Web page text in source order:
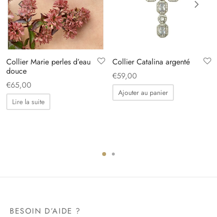
Collier Marie perles d’eau
douce
€65,00
Lire la suite
Collier Catalina argenté
€59,00
Ajouter au panier
BESOIN D’AIDE ?